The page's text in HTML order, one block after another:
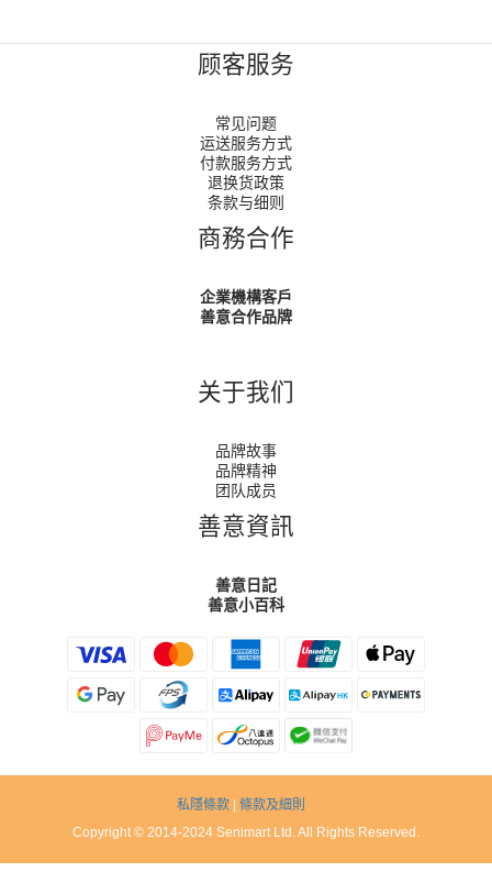
顾客服务
常见问题
运送服务方式
付款服务方式
退换货政策
条款与细则
商務合作
企業機構客戶
善意合作品牌
关于我们
品牌故事
品牌精神
团队成员
善意資訊
善意日記
善意小百科
私隱條款
條款及細則
Copyright © 2014-2024 Senimart Ltd. All Rights Reserved.